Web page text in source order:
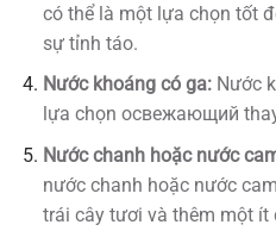
có thể là một lựa chọn tốt
sự tỉnh táo.
Nước khoáng có ga:Nước
lựa chọn освежающий
Nước chanh hoặc nước
nước chanh hoặc nước
trái cây tươi và thêm một